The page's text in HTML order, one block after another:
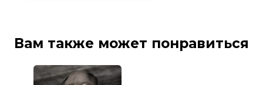
Вам также может понравиться